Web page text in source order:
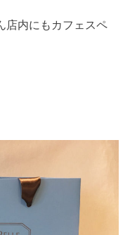
店内にもカフェスペ